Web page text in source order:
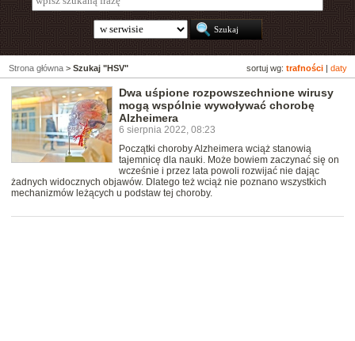
sortuj wg: trafności daty
Strona główna > Szukaj "HSV"
Dwa uśpione rozpowszechnione wirusy
mogą wspólnie wywoływać chorobę
Alzheimera
6 sierpnia 2022, 08:23
Początki choroby Alzheimera wciąż stanowią
tajemnicę dla nauki. Może bowiem zaczynać się on
wcześnie i przez lata powoli rozwijać nie dając
żadnych widocznych objawów. Dlatego też wciąż nie poznano wszystkich
mechanizmów leżących u podstaw tej choroby.